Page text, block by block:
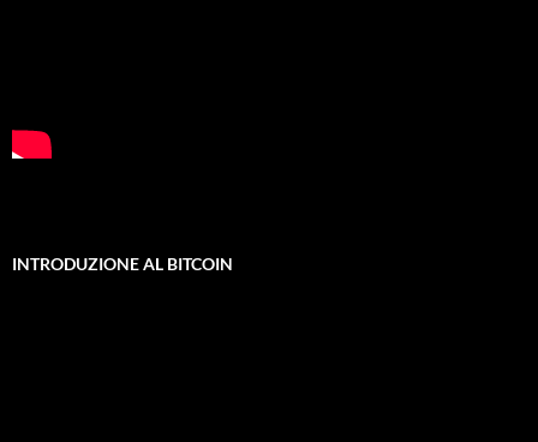
INTRODUZIONE AL BITCOIN